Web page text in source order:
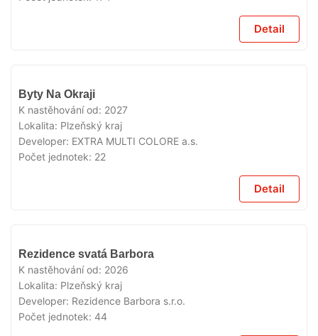
Detail
Byty Na Okraji
K nastěhování od: 2027
Lokalita: Plzeňský kraj
Developer: EXTRA MULTI COLORE a.s.
Počet jednotek: 22
Detail
Rezidence svatá Barbora
K nastěhování od: 2026
Lokalita: Plzeňský kraj
Developer: Rezidence Barbora s.r.o.
Počet jednotek: 44